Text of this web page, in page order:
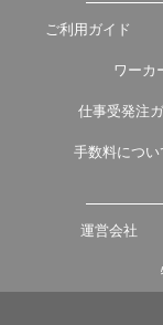
ご利用ガイド
ワーカ
仕事受発注
手数料につい
運営会社